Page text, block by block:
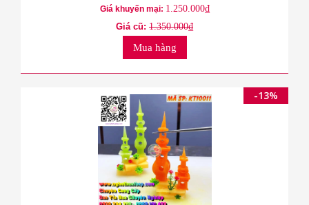
Giá khuyến mại: 1.250.000₫
Giá cũ: 1.350.000₫
Mua hàng
-13%